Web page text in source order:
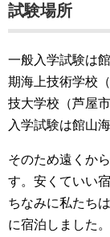
試験場所
一般入学試験は
期海上技術学校
技大学校（芦屋
入学試験は館山
そのため遠くか
す。安くていい
ちなみに私たち
に宿泊しました。